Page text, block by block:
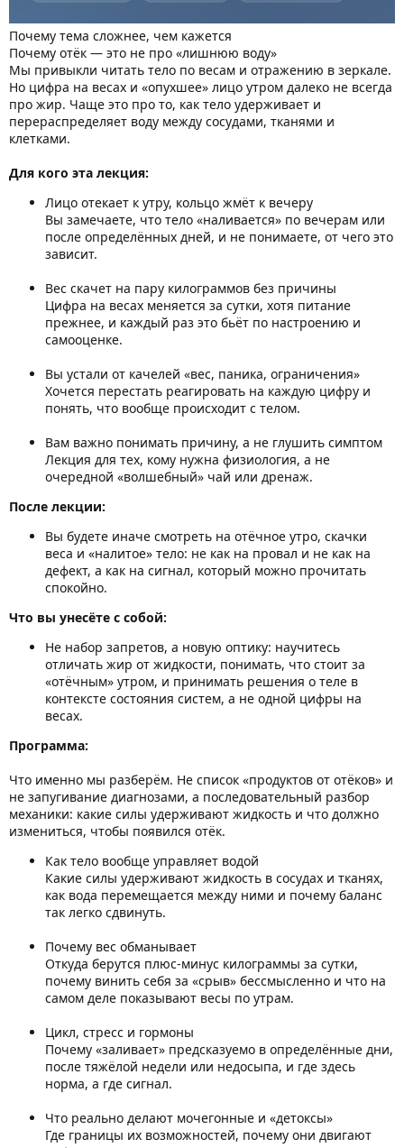
Почему тема сложнее, чем кажется
Почему отёк — это не про «лишнюю воду»
Мы привыкли читать тело по весам и отражению в зеркале.
Но цифра на весах и «опухшее» лицо утром далеко не всегда
про жир. Чаще это про то, как тело удерживает и
перераспределяет воду между сосудами, тканями и
клетками.
Для кого эта лекция:
Лицо отекает к утру, кольцо жмёт к вечеру
Вы замечаете, что тело «наливается» по вечерам или
после определённых дней, и не понимаете, от чего это
зависит.
Вес скачет на пару килограммов без причины
Цифра на весах меняется за сутки, хотя питание
прежнее, и каждый раз это бьёт по настроению и
самооценке.
Вы устали от качелей «вес, паника, ограничения»
Хочется перестать реагировать на каждую цифру и
понять, что вообще происходит с телом.
Вам важно понимать причину, а не глушить симптом
Лекция для тех, кому нужна физиология, а не
очередной «волшебный» чай или дренаж.
После лекции:
Вы будете иначе смотреть на отёчное утро, скачки
веса и «налитое» тело: не как на провал и не как на
дефект, а как на сигнал, который можно прочитать
спокойно.
Что вы унесёте с собой:
Не набор запретов, а новую оптику: научитесь
отличать жир от жидкости, понимать, что стоит за
«отёчным» утром, и принимать решения о теле в
контексте состояния систем, а не одной цифры на
весах.
Программа:
Что именно мы разберём. Не список «продуктов от отёков» и
не запугивание диагнозами, а последовательный разбор
механики: какие силы удерживают жидкость и что должно
измениться, чтобы появился отёк.
Как тело вообще управляет водой
Какие силы удерживают жидкость в сосудах и тканях,
как вода перемещается между ними и почему баланс
так легко сдвинуть.
Почему вес обманывает
Откуда берутся плюс-минус килограммы за сутки,
почему винить себя за «срыв» бессмысленно и что на
самом деле показывают весы по утрам.
Цикл, стресс и гормоны
Почему «заливает» предсказуемо в определённые дни,
после тяжёлой недели или недосыпа, и где здесь
норма, а где сигнал.
Что реально делают мочегонные и «детоксы»
Где границы их возможностей, почему они двигают